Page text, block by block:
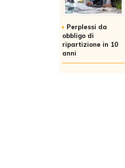
Perplessi da
obbligo di
ripartizione in 10
anni